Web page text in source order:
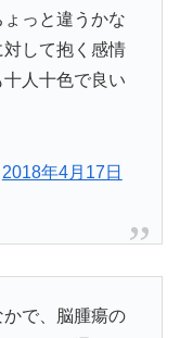
っと違うかな
して抱く感情
人十色で良い
2018年4月17日
で、脳腫瘍の